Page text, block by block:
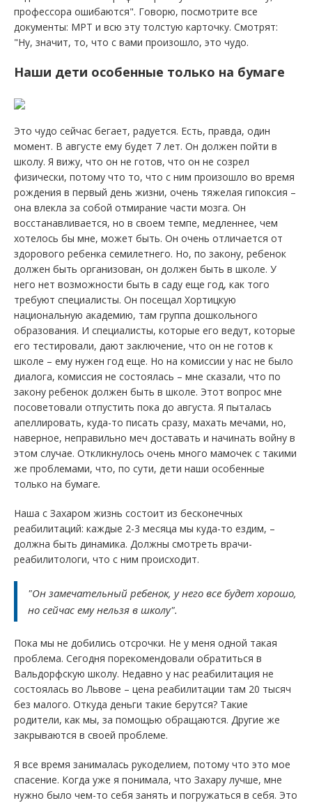
профессора ошибаются". Говорю, посмотрите все
документы: МРТ и всю эту толстую карточку. Смотрят:
"Ну, значит, то, что с вами произошло, это чудо.
Наши дети особенные только на бумаге
Это чудо сейчас бегает, радуется. Есть, правда, один
момент. В августе ему будет 7 лет. Он должен пойти в
школу. Я вижу, что он не готов, что он не созрел
физически, потому что то, что с ним произошло во время
рождения в первый день жизни, очень тяжелая гипоксия –
она влекла за собой отмирание части мозга. Он
восстанавливается, но в своем темпе, медленнее, чем
хотелось бы мне, может быть. Он очень отличается от
здорового ребенка семилетнего. Но, по закону, ребенок
должен быть организован, он должен быть в школе. У
него нет возможности быть в саду еще год, как того
требуют специалисты. Он посещал Хортицкую
национальную академию, там группа дошкольного
образования. И специалисты, которые его ведут, которые
его тестировали, дают заключение, что он не готов к
школе – ему нужен год еще. Но на комиссии у нас не было
диалога, комиссия не состоялась – мне сказали, что по
закону ребенок должен быть в школе. Этот вопрос мне
посоветовали отпустить пока до августа. Я пыталась
апеллировать, куда-то писать сразу, махать мечами, но,
наверное, неправильно меч доставать и начинать войну в
этом случае. Откликнулось очень много мамочек с такими
же проблемами, что, по сути, дети наши особенные
только на бумаге.
Наша с Захаром жизнь состоит из бесконечных
реабилитаций: каждые 2-3 месяца мы куда-то ездим, –
должна быть динамика. Должны смотреть врачи-
реабилитологи, что с ним происходит.
"Он замечательный ребенок, у него все будет хорошо,
но сейчас ему нельзя в школу".
Пока мы не добились отсрочки. Не у меня одной такая
проблема. Сегодня порекомендовали обратиться в
Вальдорфскую школу. Недавно у нас реабилитация не
состоялась во Львове – цена реабилитации там 20 тысяч
без малого. Откуда деньги такие берутся? Такие
родители, как мы, за помощью обращаются. Другие же
закрываются в своей проблеме.
Я все время занималась рукоделием, потому что это мое
спасение. Когда уже я понимала, что Захару лучше, мне
нужно было чем-то себя занять и погружаться в себя. Это